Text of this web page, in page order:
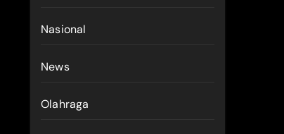
Nasional
News
Olahraga